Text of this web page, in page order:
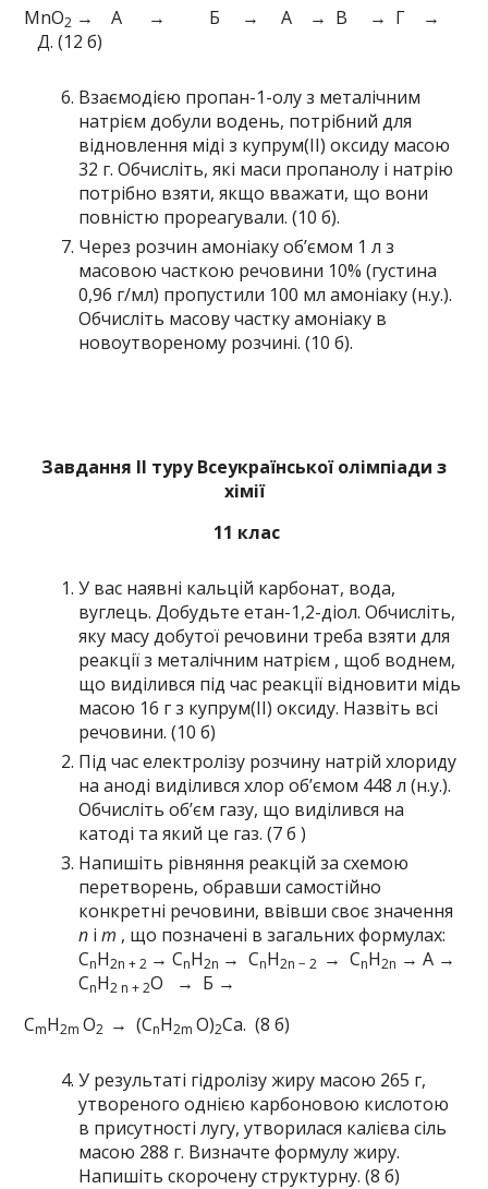
MnO2 → A → Б → А → В → Г →
Д. (12 б)
Взаємодією пропан-1-олу з металічним
натрієм добули водень, потрібний для
відновлення міді з купрум(ІІ) оксиду масою
32 г. Обчисліть, які маси пропанолу і натрію
потрібно взяти, якщо вважати, що вони
повністю прореагували. (10 б).
Через розчин амоніаку об’ємом 1 л з
масовою часткою речовини 10% (густина
0,96 г/мл) пропустили 100 мл амоніаку (н.у.).
Обчисліть масову частку амоніаку в
новоутвореному розчині. (10 б).
Завдання ІІ туру Всеукраїнської олімпіади з
хімії
11 клас
У вас наявні кальцій карбонат, вода,
вуглець. Добудьте етан-1,2-діол. Обчисліть,
яку масу добутої речовини треба взяти для
реакції з металічним натрієм , щоб воднем,
що виділився під час реакції відновити мідь
масою 16 г з купрум(ІІ) оксиду. Назвіть всі
речовини. (10 б)
Під час електролізу розчину натрій хлориду
на аноді виділився хлор об’ємом 448 л (н.у.).
Обчисліть об’єм газу, що виділився на
катоді та який це газ. (7 б )
Напишіть рівняння реакцій за схемою
перетворень, обравши самостійно
конкретні речовини, ввівши своє значення
n іm , що позначені в загальних формулах:
CnH2n + 2 → CnH2n → CnH2n − 2 → CnH2n → А →
CnH2 n + 2O → Б →
CmH2mО2 → (CnH2mO)2Са. (8 б)
У результаті гідролізу жиру масою 265 г,
утвореного однією карбоновою кислотою
в присутності лугу, утворилася калієва сіль
масою 288 г. Визначте формулу жиру.
Напишіть скорочену структурну. (8 б)